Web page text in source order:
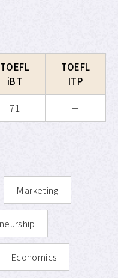
TOEFL
iBT
TOEFL
ITP
71 －
Marketing
Economics